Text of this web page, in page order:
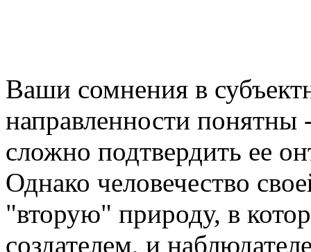
Ваши сомнения в
направленности понятны
сложно подтвердить ее
Однако человечество
"вторую" природу, в
создателем, и